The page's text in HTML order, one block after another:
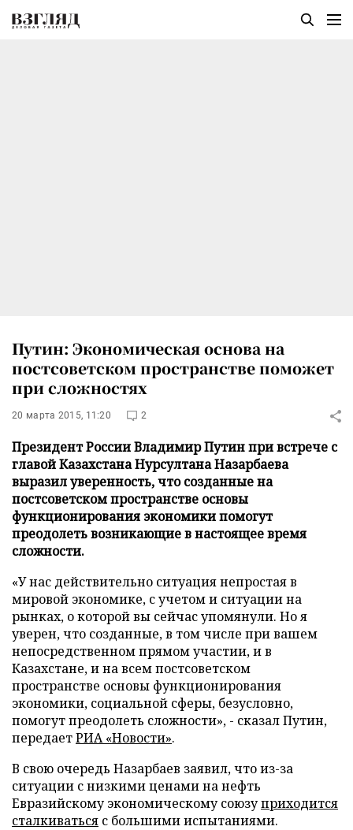
Путин: Экономическая основа на
постсоветском пространстве поможет
при сложностях
20 марта 2015, 11:20 2
Президент России Владимир Путин при встрече с
главой Казахстана Нурсултана Назарбаева
выразил уверенность, что созданные на
постсоветском пространстве основы
функционирования экономики помогут
преодолеть возникающие в настоящее время
сложности.
«У нас действительно ситуация непростая в
мировой экономике, с учетом и ситуации на
рынках, о которой вы сейчас упомянули. Но я
уверен, что созданные, в том числе при вашем
непосредственном прямом участии, и в
Казахстане, и на всем постсоветском
пространстве основы функционирования
экономики, социальной сферы, безусловно,
помогут преодолеть сложности», - сказал Путин,
передаетРИА «Новости».
В свою очередь Назарбаев заявил, что из-за
ситуации с низкими ценами на нефть
Евразийскому экономическому союзуприходится
сталкиваться с большими испытаниями.